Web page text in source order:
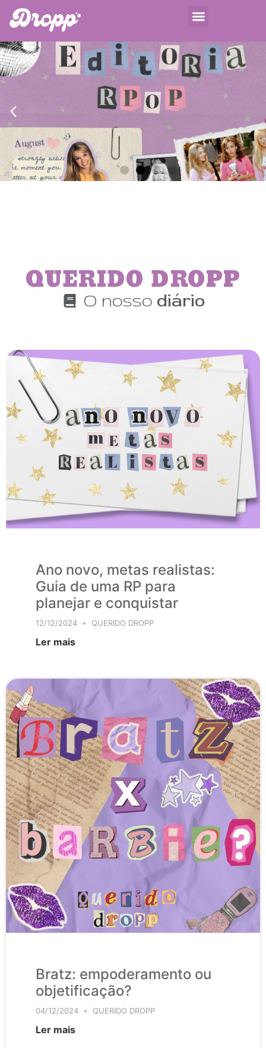
QUERIDO DROPP
O nosso diário
Ano novo, metas realistas:
Guia de uma RP para
planejar e conquistar
12/12/2024 QUERIDO DROPP
Ler mais
Bratz: empoderamento ou
objetificação?
04/12/2024 QUERIDO DROPP
Ler mais